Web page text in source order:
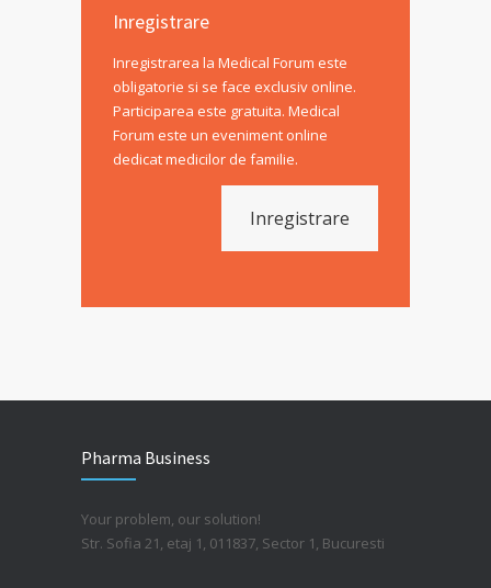
Inregistrare
Inregistrarea la Medical Forum este
obligatorie si se face exclusiv online.
Participarea este gratuita. Medical
Forum este un eveniment online
dedicat medicilor de familie.
Inregistrare
Pharma Business
Your problem, our solution!
Str. Sofia 21, etaj 1, 011837, Sector 1, Bucuresti